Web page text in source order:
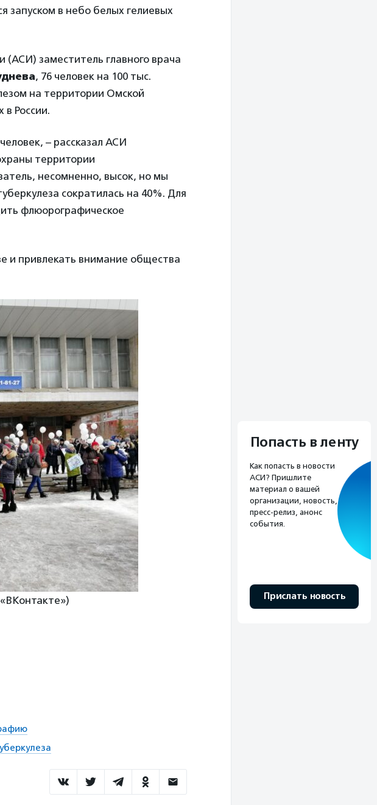
в небо белых гелиевых
(АСИ) заместитель главного врача
, 76 человек на 100 тыс.
на территории Омской
в России.
– рассказал АСИ
территории
несомненно, высок, но мы
сократилась на 40%. Для
флюорографическое
и привлекать внимание общества
Попасть в ленту
Как попасть в новости
АСИ? Пришлите
материал о вашей
организации, новость,
пресс-релиз, анонс
события.
Прислать новость